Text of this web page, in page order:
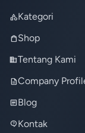
categoryKategori
shopping_bagShop
businessTentang Kami
descriptionCompany
articleBlog
contact_supportKontak